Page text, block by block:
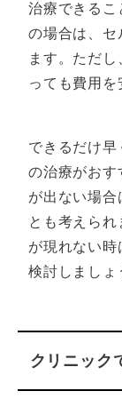
治療できるこ
の場合は、セ
ます。ただ
っても費用を
できるだけ
の治療がおす
が出ない場合
とも考えら
が現れない時
検討しましょ
クリニック